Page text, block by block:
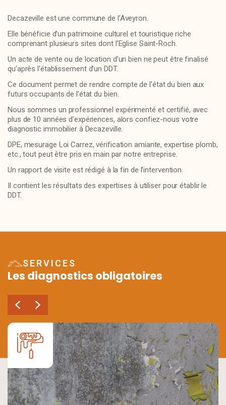
Decazeville est une commune de l’Aveyron.
Elle bénéficie d’un patrimoine culturel et touristique riche
comprenant plusieurs sites dont l’Eglise Saint-Roch.
Un acte de vente ou de location d’un bien ne peut être finalisé
qu’après l’établissement d’un DDT.
Ce document permet de rendre compte de l’état du bien aux
futurs occupants de l’état du bien.
Nous sommes un professionnel expérimenté et certifié, avec
plus de 10 années d’expériences, alors confiez-nous votre
diagnostic immobilier à Decazeville.
DPE, mesurage Loi Carrez, vérification amiante, expertise plomb,
etc., tout peut être pris en main par notre entreprise.
Un rapport de visite est rédigé à la fin de l’intervention.
Il contient les résultats des expertises à utiliser pour établir le
DDT.
SERVICES
Les diagnostics obligatoires